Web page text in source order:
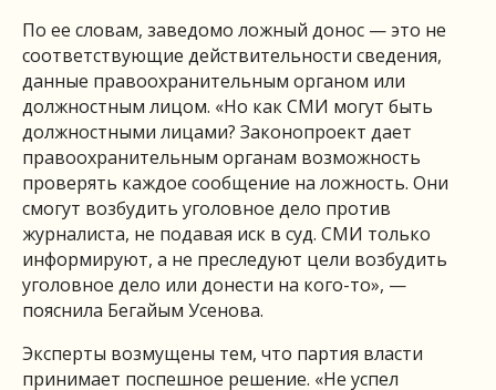
По ее словам, заведомо ложный донос — это не
соответствующие действительности сведения,
данные правоохранительным органом или
должностным лицом. «Но как СМИ могут быть
должностными лицами? Законопроект дает
правоохранительным органам возможность
проверять каждое сообщение на ложность. Они
смогут возбудить уголовное дело против
журналиста, не подавая иск в суд. СМИ только
информируют, а не преследуют цели возбудить
уголовное дело или донести на кого-то», —
пояснила Бегайым Усенова.
Эксперты возмущены тем, что партия власти
принимает поспешное решение. «Не успел